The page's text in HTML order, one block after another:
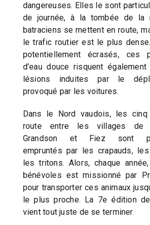
dangereuses. Elles le sont
de journée, à la tombée de la
batraciens se mettent en route,
le trafic routier est le plus
potentiellement écrasés, ces
d’eau douce risquent
lésions induites par le
provoqué par les voitures.
Dans le Nord vaudois, les
route entre les villages de
Grandson et Fiez sont
empruntés par les crapauds,
les tritons. Alors, chaque
bénévoles est missionné par
pour transporter ces animaux
le plus proche. La 7e édition
vient tout juste de se terminer.